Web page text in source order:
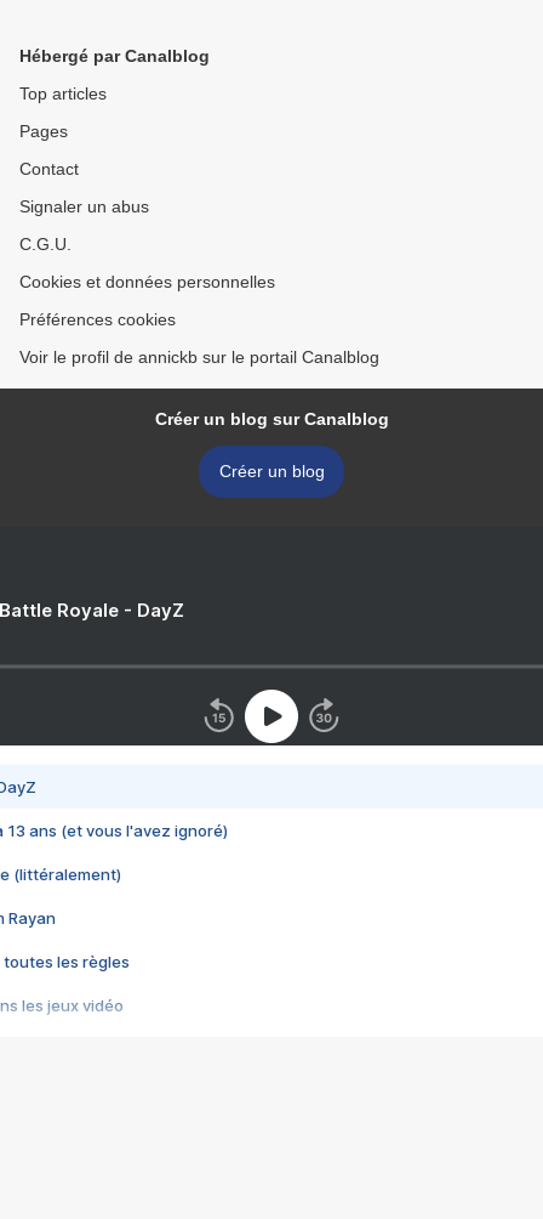
Hébergé par Canalblog
Top articles
Pages
Contact
Signaler un abus
C.G.U.
Cookies et données personnelles
Préférences cookies
Voir le profil de annickb sur le portail Canalblog
Créer un blog sur Canalblog
Créer un blog
Royale - DayZ
13 ans (et vous l'avez ignoré)
(littéralement)
Rayan
toutes les règles
les jeux vidéo